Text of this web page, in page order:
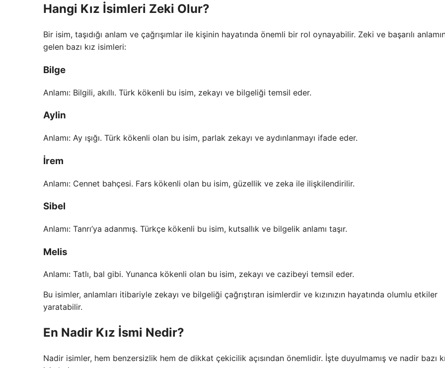
Hangi Kız İsimleri Zeki Olur?
Bir isim, taşıdığı anlam ve çağrışımlar ile kişinin hayatında önemli bir rol oynayabilir. Zeki ve başarılı
gelen bazı kız isimleri:
Bilge
Anlamı: Bilgili, akıllı. Türk kökenli bu isim, zekayı ve bilgeliği temsil eder.
Aylin
Anlamı: Ay ışığı. Türk kökenli olan bu isim, parlak zekayı ve aydınlanmayı ifade eder.
İrem
Anlamı: Cennet bahçesi. Fars kökenli olan bu isim, güzellik ve zeka ile ilişkilendirilir.
Sibel
Anlamı: Tanrı’ya adanmış. Türkçe kökenli bu isim, kutsallık ve bilgelik anlamı taşır.
Melis
Anlamı: Tatlı, bal gibi. Yunanca kökenli olan bu isim, zekayı ve cazibeyi temsil eder.
Bu isimler, anlamları itibariyle zekayı ve bilgeliği çağrıştıran isimlerdir ve kızınızın hayatında olumlu etkiler
yaratabilir.
En Nadir Kız İsmi Nedir?
Nadir isimler, hem benzersizlik hem de dikkat çekicilik açısından önemlidir. İşte duyulmamış ve nadir bazı